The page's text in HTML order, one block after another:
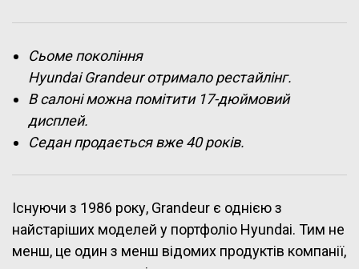
Сьоме покоління
Hyundai Grandeur отримало рестайлінг.
В салоні можна помітити 17-дюймовий
дисплей.
Седан продається вже 40 років.
Існуючи з 1986 року, Grandeur є однією з
найстаріших моделей у портфоліо Hyundai. Тим не
менш, це один з менш відомих продуктів компанії,